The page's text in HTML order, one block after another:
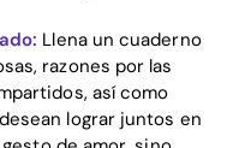
Llena un cuaderno
razones por las
así como
lograr juntos en